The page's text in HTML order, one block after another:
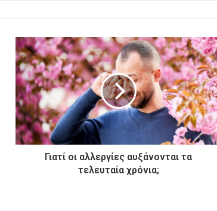
Γιατί οι αλλεργίες αυξάνονται τα
τελευταία χρόνια;